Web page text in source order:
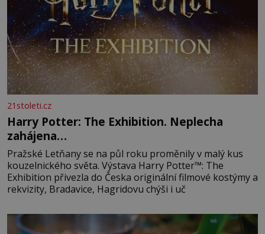
21stoleti.cz
Harry Potter: The Exhibition. Neplecha
zahájena…
Pražské Letňany se na půl roku proměnily v malý kus
kouzelnického světa. Výstava Harry Potter™: The
Exhibition přivezla do Česka originální filmové kostýmy a
rekvizity, Bradavice, Hagridovu chýši i uč